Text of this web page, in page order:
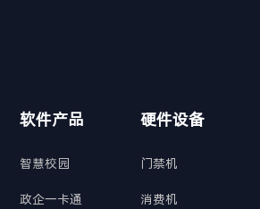
软件产品
智慧校园
政企一卡通
硬件设备
门禁机
消费机